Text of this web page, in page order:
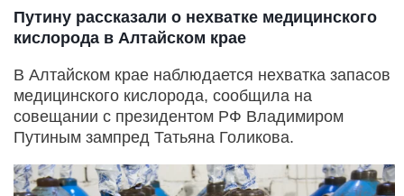
Путину рассказали о нехватке медицинского
кислорода в Алтайском крае
В Алтайском крае наблюдается нехватка запасов
медицинского кислорода, сообщила на
совещании с президентом РФ Владимиром
Путиным зампред Татьяна Голикова.